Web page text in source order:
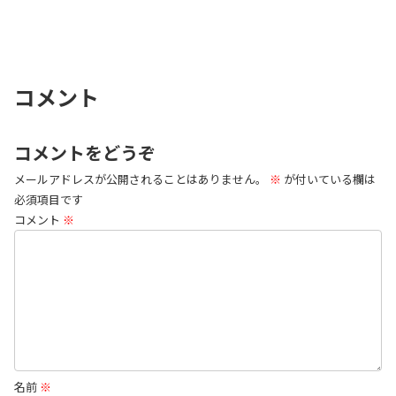
コメント
コメントをどうぞ
メールアドレスが公開されることはありません。 ※ が付いている欄は
必須項目です
コメント ※
名前 ※